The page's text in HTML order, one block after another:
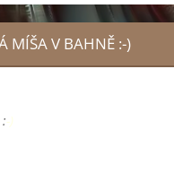
MÍŠA V BAHNĚ :-)
:-)